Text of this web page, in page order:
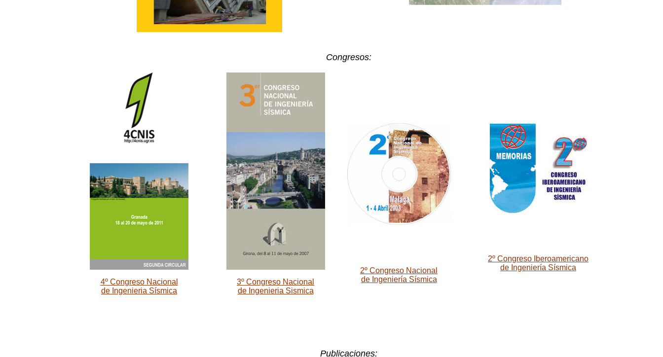
Congresos:
4º Congreso Nacional
de Ingenieria Sísmica
3º Congreso Nacional
de Ingenieria Sismica
2º Congreso Nacional
de Ingeniería Sísmica
2º Congreso Iberoamericano
de Ingeniería Sísmica
Publicaciones: